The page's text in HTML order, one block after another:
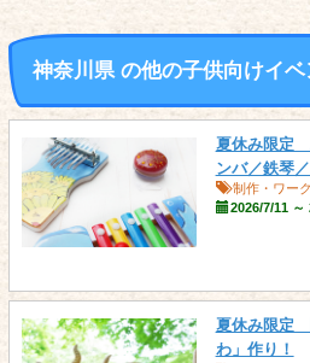
神奈川県 の他の子供向けイベ
夏休み限定
ンバ／鉄琴
制作・ワー
2026/7/11 ～
夏休み限定
わ」作り！